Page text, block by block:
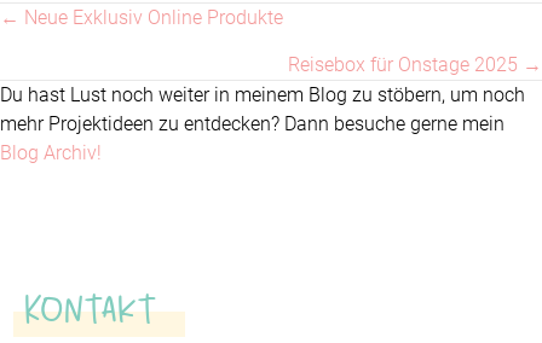
Posts
navigation
← Neue Exklusiv Online Produkte
Reisebox für Onstage 2025 →
Du hast Lust noch weiter in meinem Blog zu stöbern, um noch
mehr Projektideen zu entdecken? Dann besuche gerne mein
Blog Archiv!
Kontakt